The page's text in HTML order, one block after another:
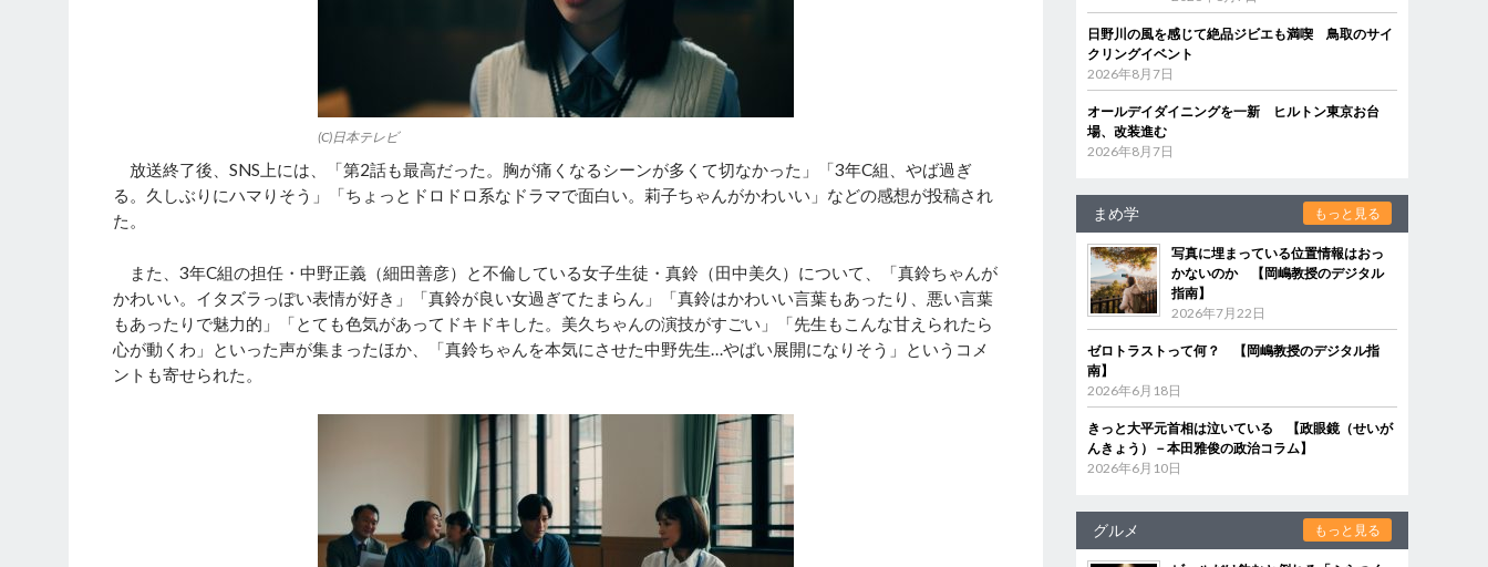
(C)日本テレビ
放送終了後、SNS上には、「第2話も最高だった。胸が痛くなるシーンが多くて切なかった」「3年C組、やば過ぎ
る。久しぶりにハマりそう」「ちょっとドロドロ系なドラマで面白い。莉子ちゃんがかわいい」などの感想が投稿され
た。
また、3年C組の担任・中野正義（細田善彦）と不倫している女子生徒・真鈴（田中美久）について、「真鈴ちゃんが
かわいい。イタズラっぽい表情が好き」「真鈴が良い女過ぎてたまらん」「真鈴はかわいい言葉もあったり、悪い言葉
もあったりで魅力的」「とても色気があってドキドキした。美久ちゃんの演技がすごい」「先生もこんな甘えられたら
心が動くわ」といった声が集まったほか、「真鈴ちゃんを本気にさせた中野先生…やばい展開になりそう」というコメ
ントも寄せられた。
日野川の風を感じて絶品ジビエも満喫 鳥取のサイ
クリングイベント
2026年8月7日
オールデイダイニングを一新 ヒルトン東京お台
場、改装進む
2026年8月7日
まめ学 もっと見る
写真に埋まっている位置情報はおっ
かないのか 【岡嶋教授のデジタル
指南】
2026年7月22日
ゼロトラストって何？ 【岡嶋教授のデジタル指
南】
2026年6月18日
きっと大平元首相は泣いている 【政眼鏡（せいが
んきょう）－本田雅俊の政治コラム】
2026年6月10日
グルメ もっと見る